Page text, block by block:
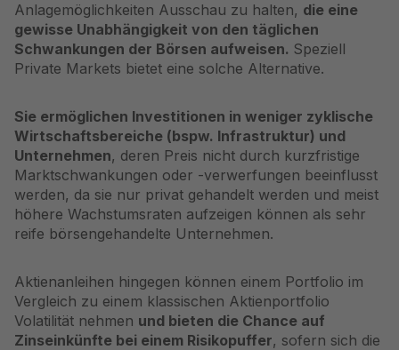
Anlagemöglichkeiten Ausschau zu halten, die eine
gewisse Unabhängigkeit von den täglichen
Schwankungen der Börsen aufweisen. Speziell
Private Markets bietet eine solche Alternative.
Sie ermöglichen Investitionen in weniger zyklische
Wirtschaftsbereiche (bspw. Infrastruktur) und
Unternehmen, deren Preis nicht durch kurzfristige
Marktschwankungen oder -verwerfungen beeinflusst
werden, da sie nur privat gehandelt werden und meist
höhere Wachstumsraten aufzeigen können als sehr
reife börsengehandelte Unternehmen.
Aktienanleihen hingegen können einem Portfolio im
Vergleich zu einem klassischen Aktienportfolio
Volatilität nehmen und bieten die Chance auf
Zinseinkünfte bei einem Risikopuffer, sofern sich die